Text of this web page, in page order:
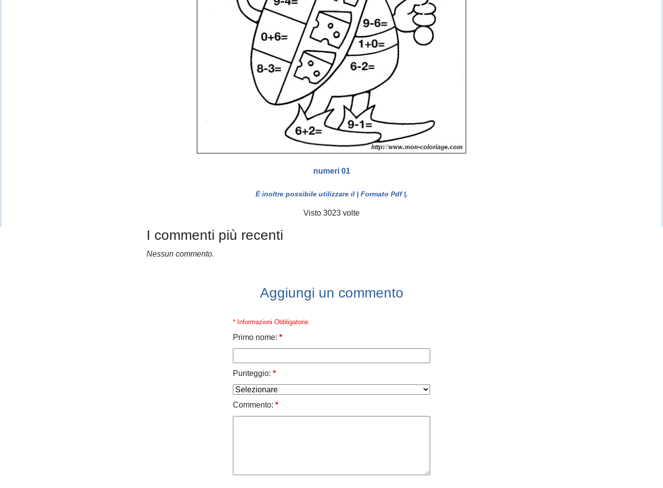
numeri 01
È inoltre possibile utilizzare il | Formato Pdf |.
Visto 3023 volte
I commenti più recenti
Nessun commento.
Aggiungi un commento
* Informazioni Obbligatorie
Primo nome: *
Punteggio: *
Commento: *